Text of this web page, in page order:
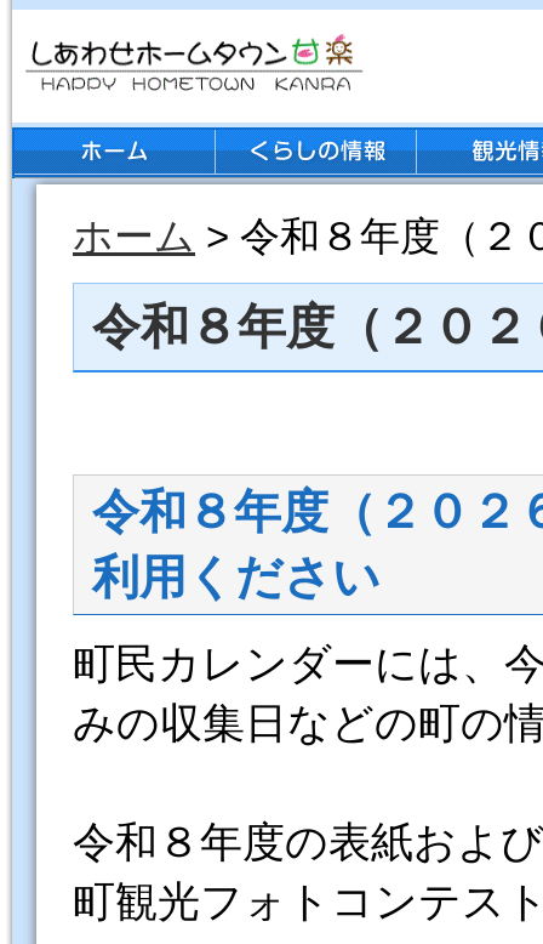
ホーム > 令和８年度（２
令和８年度（２０
令和８年度（２０２
利用ください
町民カレンダーには、
みの収集日などの町の
令和８年度の表紙およ
町観光フォトコンテス